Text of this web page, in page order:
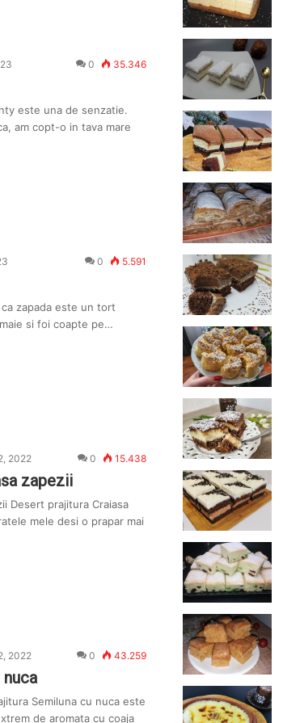
0 35.346
este una de senzatie.
am copt-o in tava mare
0 5.591
zapada este un tort
si foi coapte pe…
2022 0 15.438
zapezii
Desert prajitura Craiasa
mele desi o prapar mai
2022 0 43.259
Semiluna cu nuca este
de aromata cu coaja